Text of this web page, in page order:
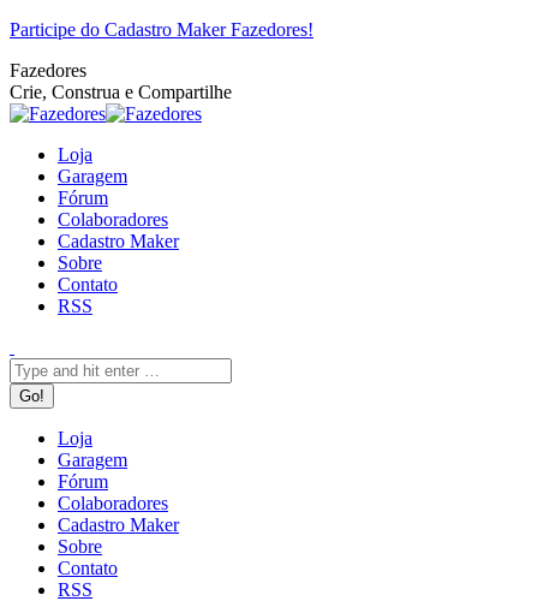
Pular
o
conteúdo
Facebook
Twitter
Google+
YouTube
Website
Rss
Participe do Cadastro Maker Fazedores!
Fazedores
Crie, Construa e Compartilhe
Loja
Garagem
Fórum
Colaboradores
Cadastro Maker
Sobre
Contato
RSS
Loja
Garagem
Fórum
Colaboradores
Cadastro Maker
Sobre
Contato
RSS